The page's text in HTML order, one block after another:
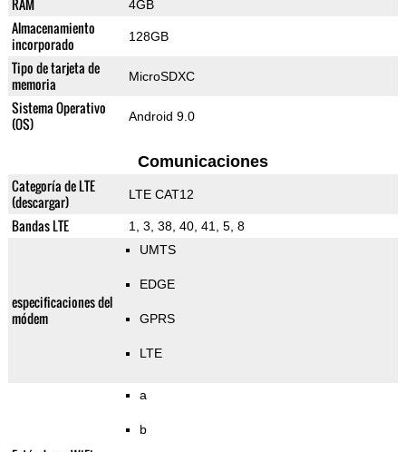
RAM 4GB
Almacenamiento
incorporado
128GB
Tipo de tarjeta de
memoria
MicroSDXC
Sistema Operativo
(OS)
Android 9.0
Comunicaciones
Categoría de LTE
(descargar)
LTE CAT12
Bandas LTE 1, 3, 38, 40, 41, 5, 8
especificaciones del
módem
UMTS
EDGE
GPRS
LTE
a
b